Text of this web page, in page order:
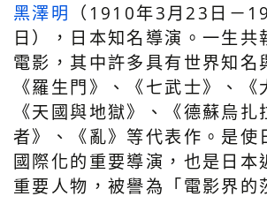
黑澤明 （1910年3月23日－
日），日本知名導演。一生共
電影，其中許多具有世界知名
《羅生門》、《七武士》、《
《天國與地獄》、《德蘇烏
者》、《亂》等代表作。是使
國際化的重要導演，也是日本
重要人物，被譽為「電影界的